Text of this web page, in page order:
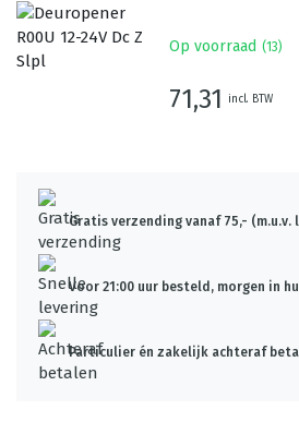
Op voorraad (13)
71,31 incl. BTW
Gratis verzending vanaf 75,- (m.u.v.
Voor 21:00 uur besteld, morgen in
Particulier én zakelijk achteraf